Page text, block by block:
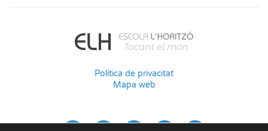
Política de privacitat
Mapa web